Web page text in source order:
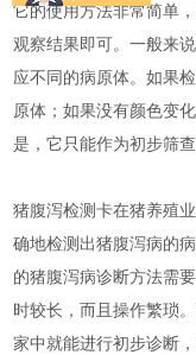
它的使用方法非常简单
观察结果即可。一般来
应不同的病原体。如果
原体；如果没有颜色变
是，它只能作为初步筛
猪腹泻检测卡在猪养殖
确地检测出猪腹泻病的
的猪腹泻病诊断方法需
时较长，而且操作繁琐
家中就能进行初步诊断